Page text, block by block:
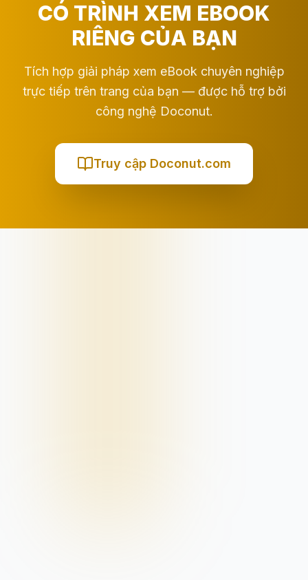
CÓ TRÌNH XEM EBOOK
RIÊNG CỦA BẠN
Tích hợp giải pháp xem eBook chuyên nghiệp
trực tiếp trên trang của bạn — được hỗ trợ bởi
công nghệ Doconut.
Truy cập Doconut.com